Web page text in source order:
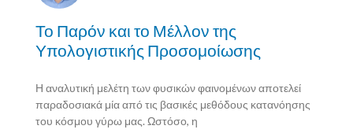
Το Παρόν και το Μέλλον της
Υπολογιστικής Προσομοίωσης
Η αναλυτική μελέτη των φυσικών φαινομένων αποτελεί
παραδοσιακά μία από τις βασικές μεθόδους κατανόησης
του κόσμου γύρω μας. Ωστόσο, η